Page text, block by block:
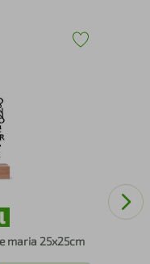
maria 25x25cm